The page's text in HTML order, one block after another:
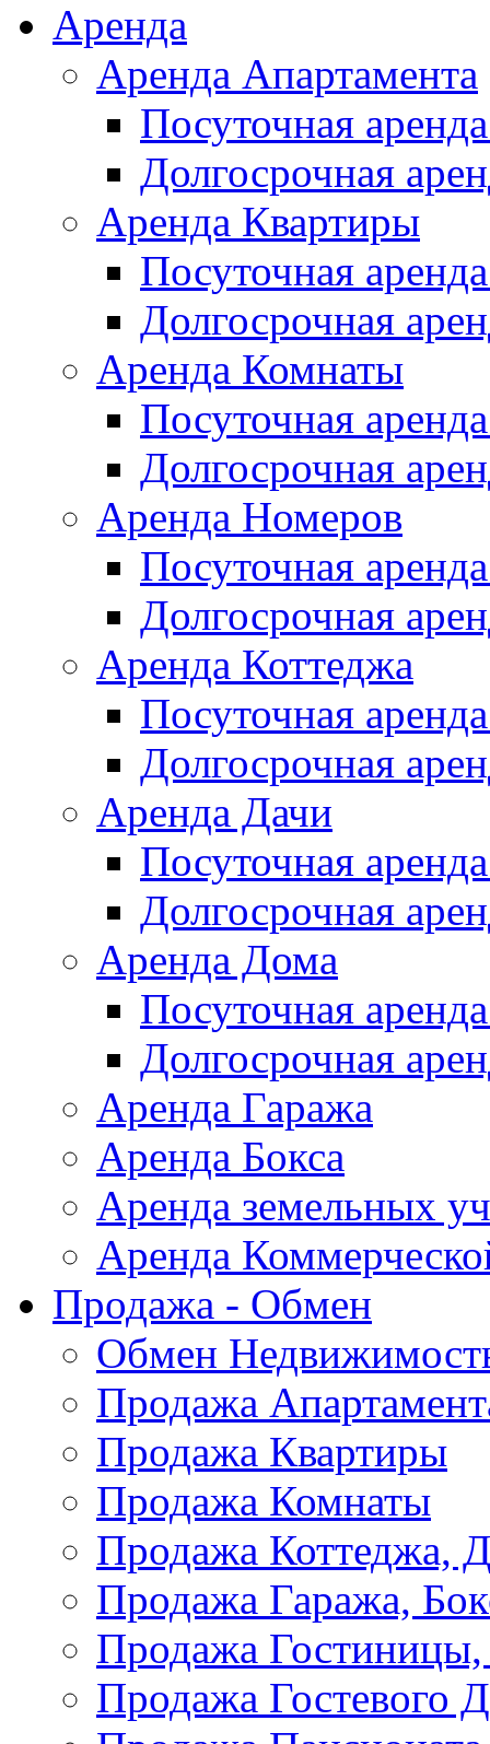
Аренда
Аренда Апартамента
Посуточная
Долгосрочная
Аренда Квартиры
Посуточная
Долгосрочная
Аренда Комнаты
Посуточная
Долгосрочная
Аренда Номеров
Посуточная
Долгосрочная
Аренда Коттеджа
Посуточная
Долгосрочная
Аренда Дачи
Посуточная
Долгосрочная
Аренда Дома
Посуточная
Долгосрочная
Аренда Гаража
Аренда Бокса
Аренда земельных
Аренда
Продажа - Обмен
Обмен
Продажа
Продажа Квартиры
Продажа Комнаты
Продажа Коттеджа,
Продажа Гаража,
Продажа
Продажа Гостевого